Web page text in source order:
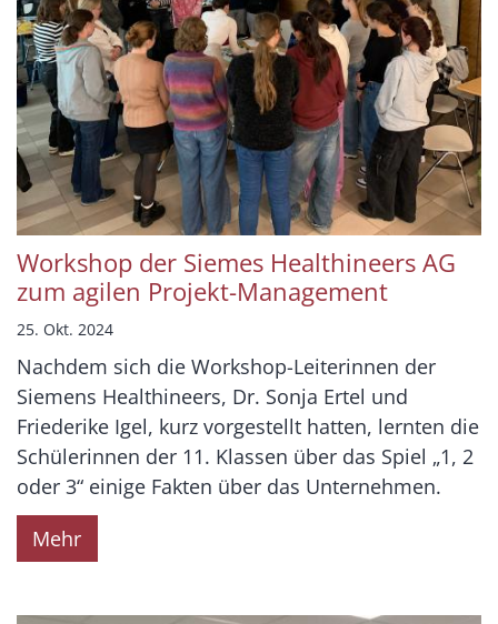
Workshop der Siemes Healthineers AG
zum agilen Projekt-Management
25. Okt. 2024
Nachdem sich die Workshop-Leiterinnen der
Siemens Healthineers, Dr. Sonja Ertel und
Friederike Igel, kurz vorgestellt hatten, lernten die
Schülerinnen der 11. Klassen über das Spiel „1, 2
oder 3“ einige Fakten über das Unternehmen.
Mehr